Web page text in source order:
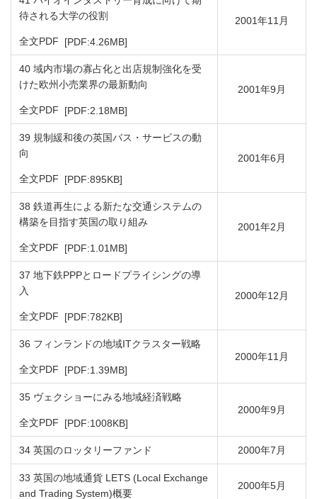
待される大学の役割
全文PDF [PDF:4.26MB]
2001年11月
40 域内市場の寡占化と出店規制強化を受
けた欧州小売業界の最新動向
全文PDF [PDF:2.18MB]
2001年9月
39 規制緩和後の英国バス・サービスの動
向
全文PDF [PDF:895KB]
2001年6月
38 鉄道再生による新たな交通システムの
構築を目指す英国の取り組み
全文PDF [PDF:1.01MB]
2001年2月
37 地下鉄PPPとロードプライシングの導
入
全文PDF [PDF:782KB]
2000年12月
36 フィンランドの地域ITクラスター戦略
全文PDF [PDF:1.39MB]
2000年11月
35 ヴェクショーにみる地域経済戦略
全文PDF [PDF:1008KB]
2000年9月
34 英国のロッタリーファンド 2000年7月
33 英国の地域通貨 LETS (Local Exchange
and Trading System)概要
2000年5月